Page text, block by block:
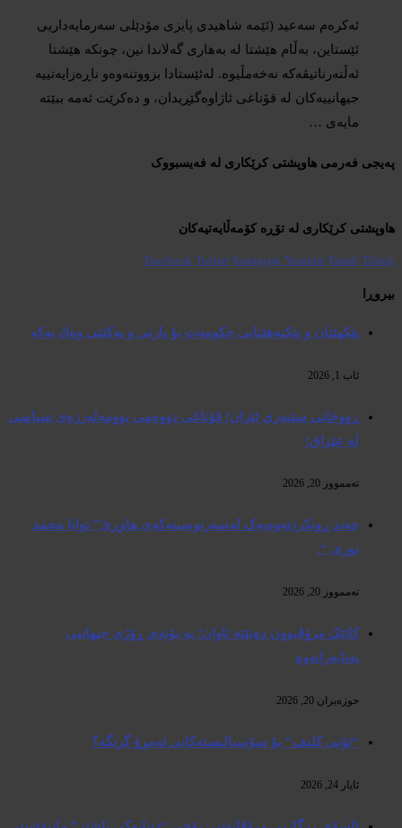
ئەکرەم سەعید (ئێمە شاهیدی پایزی مۆدێلی سەرمایەداریی
ئێستاین، بەڵام هێشتا لە بەهاری گەلاندا نین، چونکە هێشتا
ئەڵتەرناتیڤەکە نەخەمڵیوە. لەئێستادا بزووتنەوەو ناڕەزایەتییە
جیهانییەکان لە قۆناغی ئاژاوەگێڕیدان، و دەکرێت ئەمە ببێتە
مایەی …
پەیجی فەرمی هاوپشتی کرێکاری لە فەیسبووک
هاوپشتی کرێکاری لە تۆڕە کۆمەڵایەتیەکان
Facebook Twitter Instagram Youtube Email Tiktok
بیروڕا
پێكهێنان و پێكنەهێنانی حكومەت بۆ پارتی و یەكێتی وەك یەكە
ئاب 1, 2026
ڕووخانی سێبەری ئێران! قۆناغی دووەمی بوومەلەرزەی سیاسی
لە عێراق!
تەممووز 20, 2026
چەند ڕونکردنەوەیەک لەسەرنوسینەکەی هاوڕێ” توانا محمد
نوری “.
تەممووز 20, 2026
کاتێک مرۆڤبوون دەبێتە تاوان؛ بە بۆنەی ڕۆژی جیهانیی
پەنابەرانەوە
حوزه‌یران 20, 2026
“تۆنی کلیف” بۆ سۆسیالیستەکانی ئەمڕۆ گرنگە؟
ئایار 24, 2026